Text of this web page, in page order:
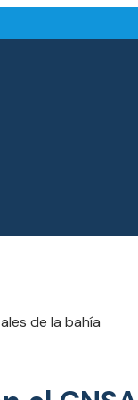
de la bahía